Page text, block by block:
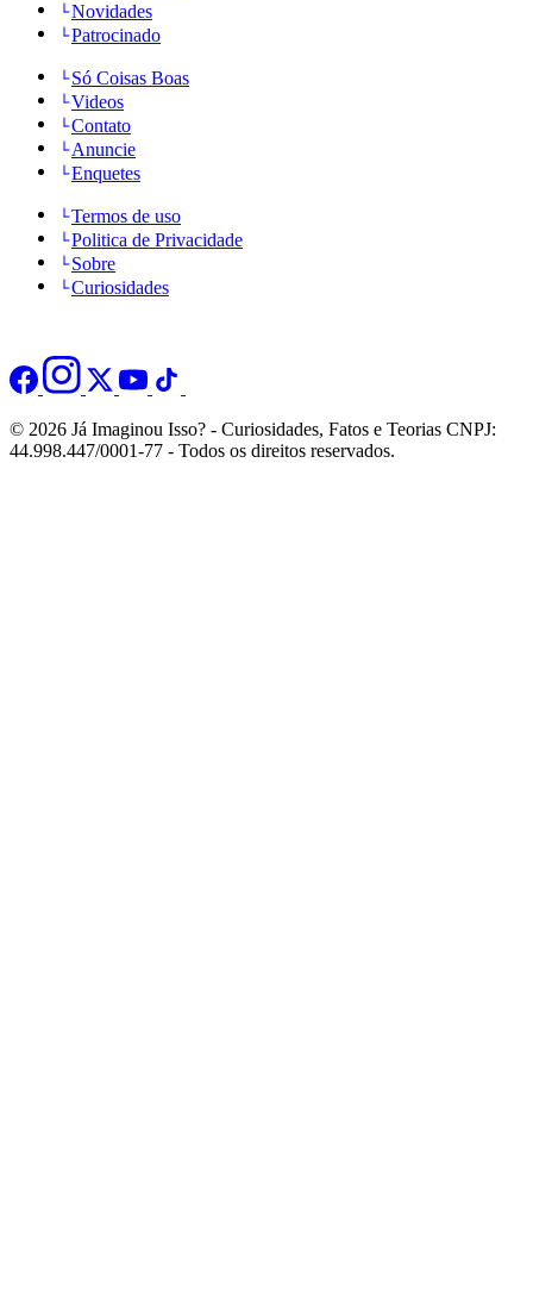
Novidades
Patrocinado
Só Coisas Boas
Videos
Contato
Anuncie
Enquetes
Termos de uso
Politica de Privacidade
Sobre
Curiosidades
© 2026 Já Imaginou Isso? - Curiosidades, Fatos e Teorias CNPJ:
44.998.447/0001-77 - Todos os direitos reservados.